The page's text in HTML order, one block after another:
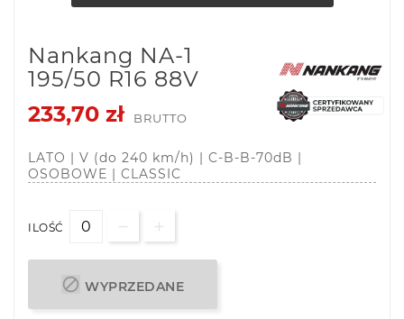
Nankang NA-1
195/50 R16 88V
233,70 zł
BRUTTO
LATO | V (do 240 km/h) | C-B-B-70dB |
OSOBOWE | CLASSIC
ILOŚĆ
 WYPRZEDANE